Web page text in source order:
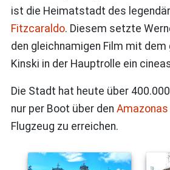
ist die Heimatstadt des
Fitzcaraldo. Diesem setzte
den gleichnamigen Film mit
Kinski in der Hauptrolle ein
Die Stadt hat heute über
nur per Boot über den Amazonas
Flugzeug zu erreichen.